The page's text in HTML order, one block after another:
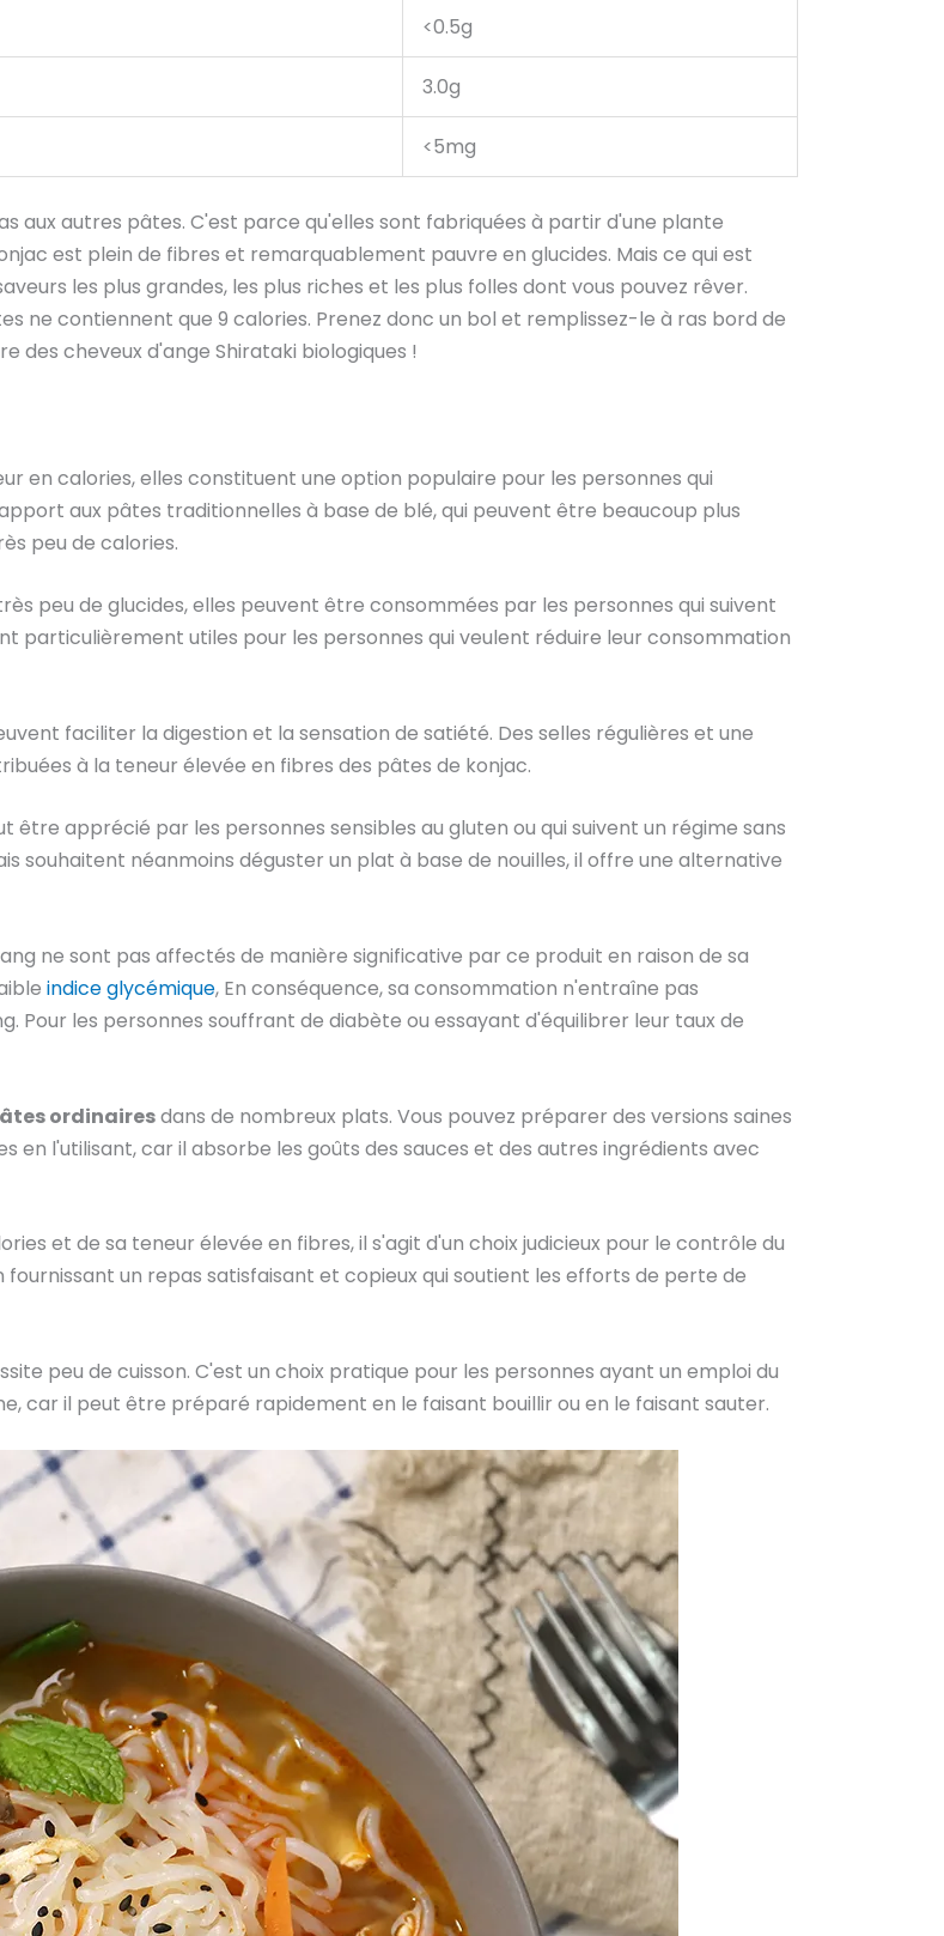
<0.5g
3.0g
<5mg
aux autres pâtes. C'est parce qu'elles sont fabriquées à partir d'une plante
est plein de fibres et remarquablement pauvre en glucides. Mais ce qui est
les plus grandes, les plus riches et les plus folles dont vous pouvez rêver.
ne contiennent que 9 calories. Prenez donc un bol et remplissez-le à ras bord de
des cheveux d'ange Shirataki biologiques !
en calories, elles constituent une option populaire pour les personnes qui
aux pâtes traditionnelles à base de blé, qui peuvent être beaucoup plus
peu de calories.
peu de glucides, elles peuvent être consommées par les personnes qui suivent
particulièrement utiles pour les personnes qui veulent réduire leur consommation
faciliter la digestion et la sensation de satiété. Des selles régulières et une
à la teneur élevée en fibres des pâtes de konjac.
être apprécié par les personnes sensibles au gluten ou qui suivent un régime sans
souhaitent néanmoins déguster un plat à base de nouilles, il offre une alternative
ne sont pas affectés de manière significative par ce produit en raison de sa
indice glycémique, En conséquence, sa consommation n'entraîne pas
Pour les personnes souffrant de diabète ou essayant d'équilibrer leur taux de
ordinairesdans de nombreux plats. Vous pouvez préparer des versions saines
l'utilisant, car il absorbe les goûts des sauces et des autres ingrédients avec
et de sa teneur élevée en fibres, il s'agit d'un choix judicieux pour le contrôle du
un repas satisfaisant et copieux qui soutient les efforts de perte de
peu de cuisson. C'est un choix pratique pour les personnes ayant un emploi du
car il peut être préparé rapidement en le faisant bouillir ou en le faisant sauter.